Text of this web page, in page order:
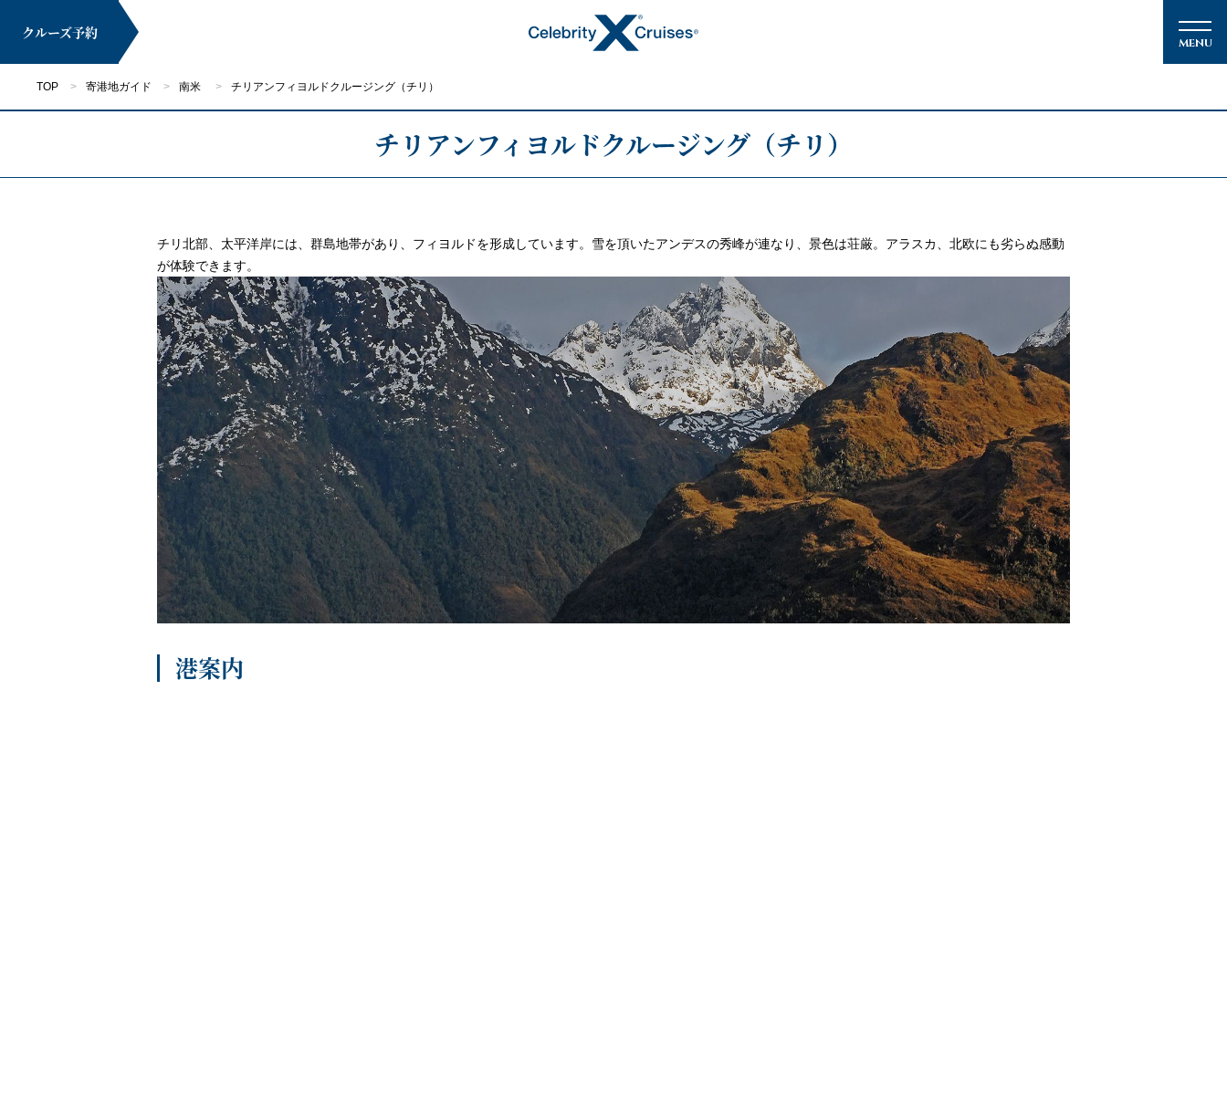
マイページ トピックス メルマガ登録
クルーズ検索 キャンペーン・特集 クルーズの楽しみ方
船内へようこそ 客船のご案内 寄港地ガイド
クルーズ予約
TOP 寄港地ガイド 南米 チリアンフィヨルドクルージング（チリ）
チリアンフィヨルドクルージング（チリ）
チリ北部、太平洋岸には、群島地帯があり、フィヨルドを形成しています。雪を頂いたアンデスの秀峰が連なり、景色は荘厳。アラスカ、北欧にも劣らぬ感動
が体験できます。
港案内